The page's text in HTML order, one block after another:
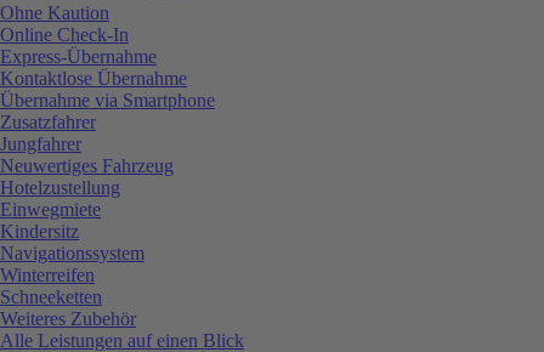
Ohne Kaution
Online Check-In
Express-Übernahme
Kontaktlose Übernahme
Übernahme via Smartphone
Zusatzfahrer
Jungfahrer
Neuwertiges Fahrzeug
Hotelzustellung
Einwegmiete
Kindersitz
Navigationssystem
Winterreifen
Schneeketten
Weiteres Zubehör
Alle Leistungen auf einen Blick